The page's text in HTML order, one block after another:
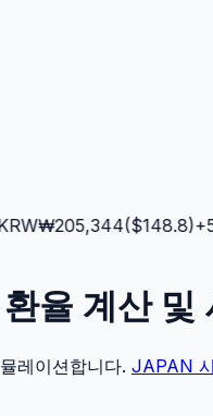
₩205,344($148.8)+
율 계산 및
레이션합니다. JAPAN